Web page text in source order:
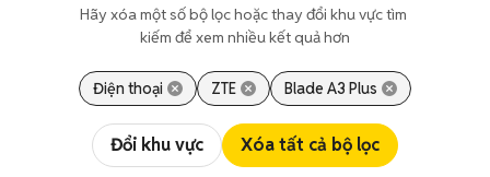
Hãy xóa một số bộ lọc hoặc thay đổi khu vực tìm
kiếm để xem nhiều kết quả hơn
Điện thoại ZTE Blade A3 Plus
Đổi khu vực Xóa tất cả bộ lọc